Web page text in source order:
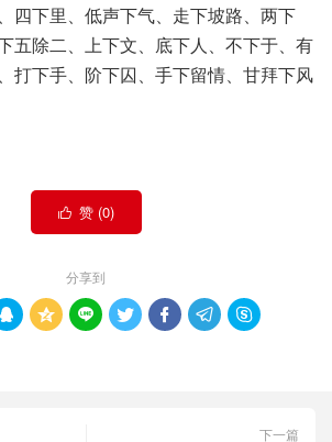
四下里、低声下气、走下坡路、两下
五除二、上下文、底下人、不下于、有
打下手、阶下囚、手下留情、甘拜下风
 赞 (0)
分享到
      
下一篇